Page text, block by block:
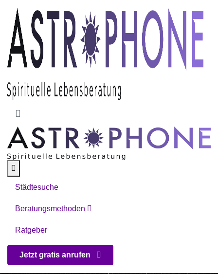
Skip to main content
Städtesuche
Beratungsmethoden
Ratgeber
Jetzt gratis anrufen